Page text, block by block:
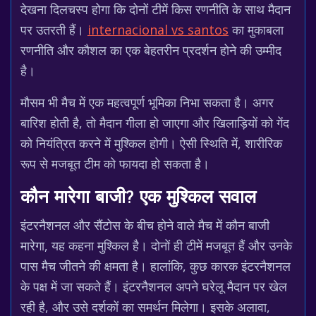
देखना दिलचस्प होगा कि दोनों टीमें किस रणनीति के साथ मैदान
पर उतरती हैं। internacional vs santos का मुकाबला
रणनीति और कौशल का एक बेहतरीन प्रदर्शन होने की उम्मीद
है।
मौसम भी मैच में एक महत्वपूर्ण भूमिका निभा सकता है। अगर
बारिश होती है, तो मैदान गीला हो जाएगा और खिलाड़ियों को गेंद
को नियंत्रित करने में मुश्किल होगी। ऐसी स्थिति में, शारीरिक
रूप से मजबूत टीम को फायदा हो सकता है।
कौन मारेगा बाजी? एक मुश्किल सवाल
इंटरनैशनल और सैंटोस के बीच होने वाले मैच में कौन बाजी
मारेगा, यह कहना मुश्किल है। दोनों ही टीमें मजबूत हैं और उनके
पास मैच जीतने की क्षमता है। हालांकि, कुछ कारक इंटरनैशनल
के पक्ष में जा सकते हैं। इंटरनैशनल अपने घरेलू मैदान पर खेल
रही है, और उसे दर्शकों का समर्थन मिलेगा। इसके अलावा,